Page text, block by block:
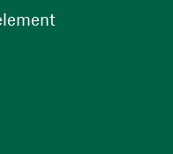
in a new
a new window)